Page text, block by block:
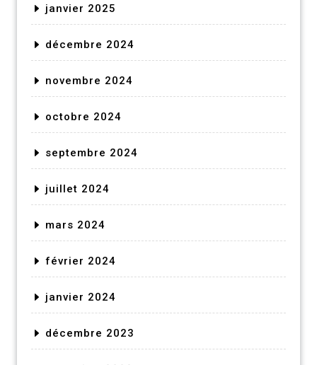
janvier 2025
décembre 2024
novembre 2024
octobre 2024
septembre 2024
juillet 2024
mars 2024
février 2024
janvier 2024
décembre 2023